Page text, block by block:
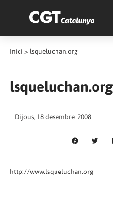
Inici > lsqueluchan.org
lsqueluchan.org
Dijous, 18 desembre, 2008
http://www.lsqueluchan.org